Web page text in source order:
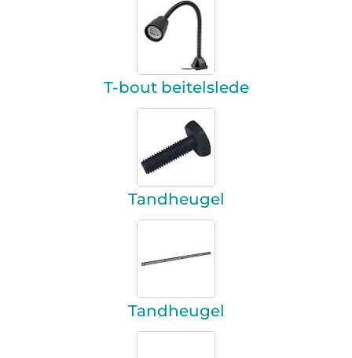
T-bout beitelslede
Tandheugel
Tandheugel